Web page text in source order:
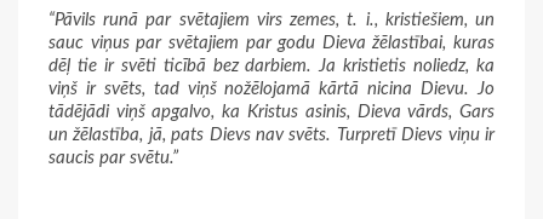
“Pāvils runā par svētajiem virs zemes, t. i., kristiešiem, un
sauc viņus par svētajiem par godu Dieva žēlastībai, kuras
dēļ tie ir svēti ticībā bez darbiem. Ja kristietis noliedz, ka
viņš ir svēts, tad viņš nožēlojamā kārtā nicina Dievu. Jo
tādējādi viņš apgalvo, ka Kristus asinis, Dieva vārds, Gars
un žēlastība, jā, pats Dievs nav svēts. Turpretī Dievs viņu ir
saucis par svētu.”